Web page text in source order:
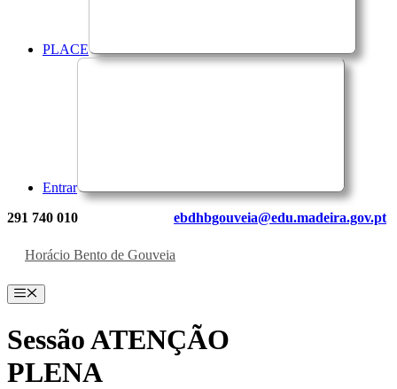
PLACE
Entrar
291 740 010 ebdhbgouveia@edu.madeira.gov.pt
Horácio Bento de Gouveia
Menu
Sessão ATENÇÃO
PLENA